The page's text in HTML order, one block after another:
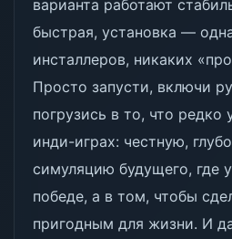
варианта работают
быстрая, установка —
инсталлеров, никаких
Просто запусти, включи
погрузись в то, что редко
инди-играх: честную,
симуляцию будущего, где
победе, а в том, чтобы
пригодным для жизни. И